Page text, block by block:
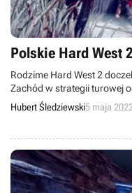
Polskie Hard West
Rodzime Hard West 2
Zachód w strategii turowej
wyjątkowo krwawy.
Hubert Śledziewski5 maja